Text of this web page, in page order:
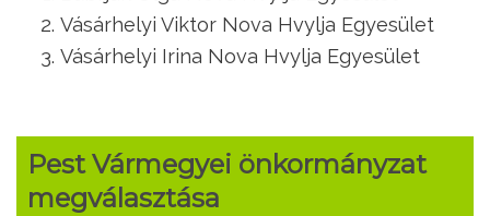
Vásárhelyi Viktor Nova Hvylja Egyesület
Vásárhelyi Irina Nova Hvylja Egyesület
Pest Vármegyei önkormányzat
megválasztása